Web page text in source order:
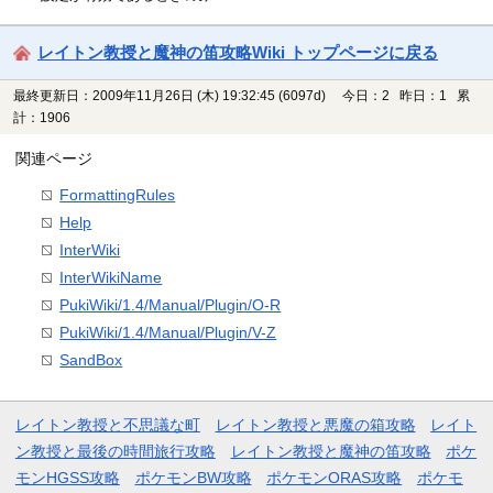
レイトン教授と魔神の笛攻略Wiki トップページに戻る
最終更新日：2009年11月26日 (木) 19:32:45 (6097d)
今日：2 昨日：1 累
計：1906
関連ページ
FormattingRules
Help
InterWiki
InterWikiName
PukiWiki/1.4/Manual/Plugin/O-R
PukiWiki/1.4/Manual/Plugin/V-Z
SandBox
レイトン教授と不思議な町 レイトン教授と悪魔の箱攻略
レイト
ン教授と最後の時間旅行攻略
レイトン教授と魔神の笛攻略
ポケ
モンHGSS攻略
ポケモンBW攻略 ポケモンORAS攻略 ポケモ